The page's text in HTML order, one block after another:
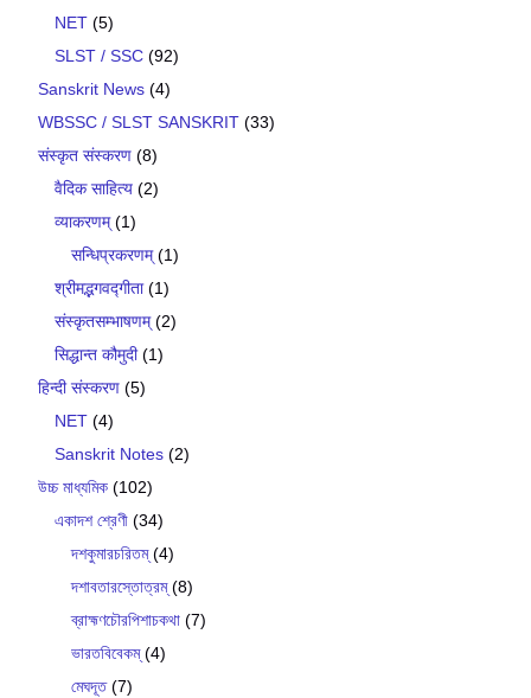
NET (5)
SLST / SSC (92)
Sanskrit News (4)
WBSSC / SLST SANSKRIT (33)
संस्कृत संस्करण (8)
वैदिक साहित्य (2)
व्याकरणम्(1)
सन्धिप्रकरणम्(1)
श्रीमद्भगवद्गीता(1)
संस्कृतसम्भाषणम्(2)
सिद्धान्त कौमुदी(1)
हिन्दी संस्करण (5)
NET (4)
Sanskrit Notes (2)
উচ্চ মাধ্যমিক (102)
একাদশ শ্রেণী (34)
দশকুমারচরিতম্(4)
দশাবতারস্তোত্রম্(8)
ব্রাহ্মণচৌরপিশাচকথা (7)
ভারতবিবেকম্(4)
মেঘদূত(7)